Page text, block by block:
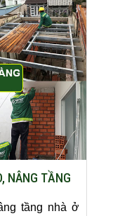
NÂNG TẦNG
tầng nhà ở